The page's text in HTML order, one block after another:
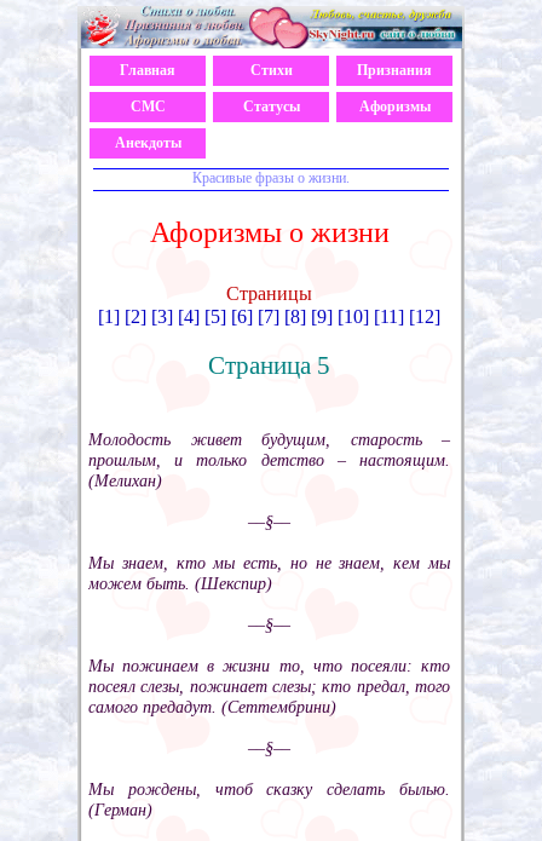
Главная Стихи Признания
СМС Статусы Афоризмы
Анекдоты
Красивые фразы о жизни.
Афоризмы о жизни
Страницы
[1] [2] [3] [4] [5] [6] [7] [8] [9] [10] [11] [12]
Страница 5
Молодость живет будущим, старость –
прошлым, и только детство – настоящим.
(Мелихан)
––§––
Мы знаем, кто мы есть, но не знаем, кем мы
можем быть. (Шекспир)
––§––
Мы пожинаем в жизни то, что посеяли: кто
посеял слезы, пожинает слезы; кто предал, того
самого предадут. (Сеттембрини)
––§––
Мы рождены, чтоб сказку сделать былью.
(Герман)